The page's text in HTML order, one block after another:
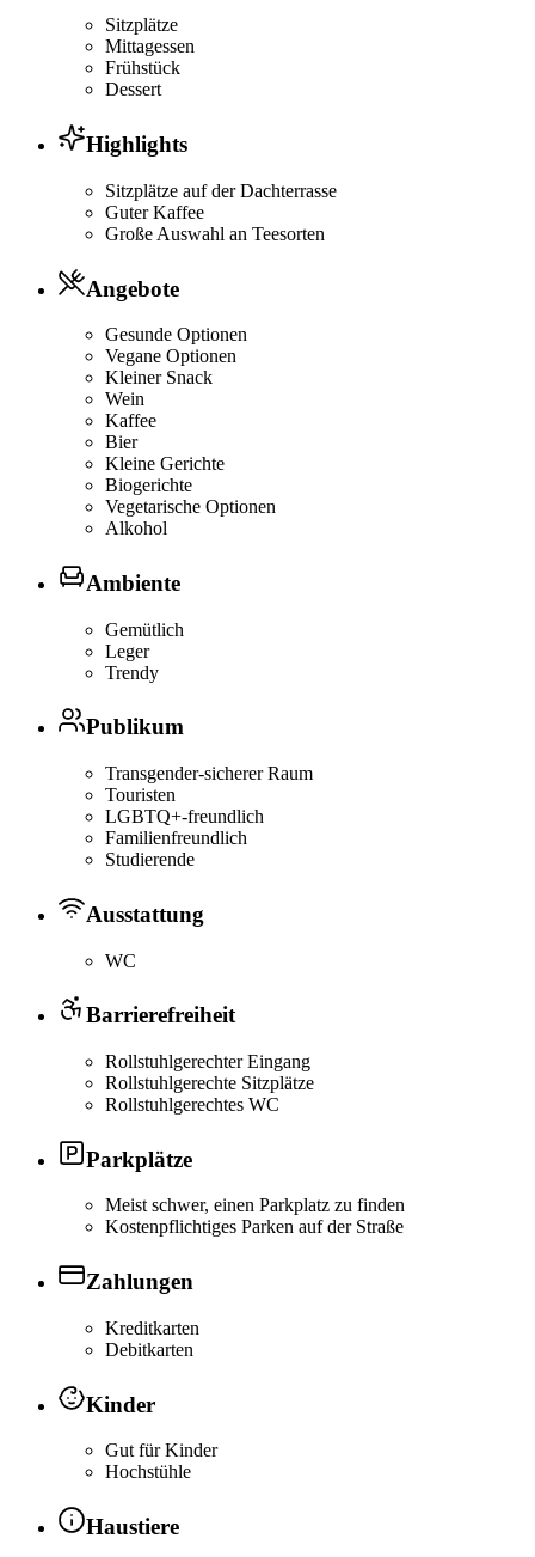
Sitzplätze
Mittagessen
Frühstück
Dessert
Highlights
Sitzplätze auf der Dachterrasse
Guter Kaffee
Große Auswahl an Teesorten
Angebote
Gesunde Optionen
Vegane Optionen
Kleiner Snack
Wein
Kaffee
Bier
Kleine Gerichte
Biogerichte
Vegetarische Optionen
Alkohol
Ambiente
Gemütlich
Leger
Trendy
Publikum
Transgender-sicherer Raum
Touristen
LGBTQ+-freundlich
Familienfreundlich
Studierende
Ausstattung
WC
Barrierefreiheit
Rollstuhlgerechter Eingang
Rollstuhlgerechte Sitzplätze
Rollstuhlgerechtes WC
Parkplätze
Meist schwer, einen Parkplatz zu finden
Kostenpflichtiges Parken auf der Straße
Zahlungen
Kreditkarten
Debitkarten
Kinder
Gut für Kinder
Hochstühle
Haustiere